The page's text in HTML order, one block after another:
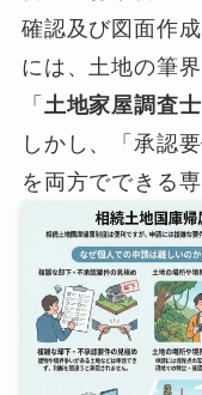
確認及び図面作
には、土地の筆
「 土地家屋調査士
しかし、「承認
を両方でできる